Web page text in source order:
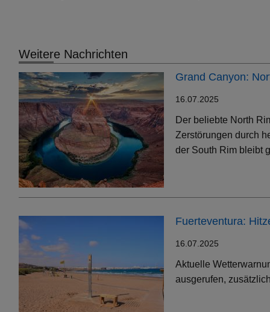
Weitere Nachrichten
Grand Canyon:
16.07.2025
Der beliebte North
Zerstörungen durch
der South Rim bleibt
Fuerteventura:
16.07.2025
Aktuelle
ausgerufen,